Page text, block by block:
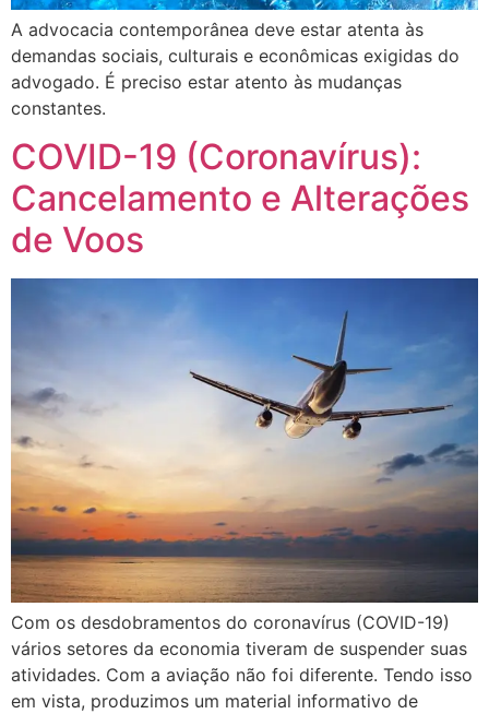
A advocacia contemporânea deve estar atenta às
demandas sociais, culturais e econômicas exigidas do
advogado. É preciso estar atento às mudanças
constantes.
COVID-19 (Coronavírus):
Cancelamento e Alterações
de Voos
Com os desdobramentos do coronavírus (COVID-19)
vários setores da economia tiveram de suspender suas
atividades. Com a aviação não foi diferente. Tendo isso
em vista, produzimos um material informativo de